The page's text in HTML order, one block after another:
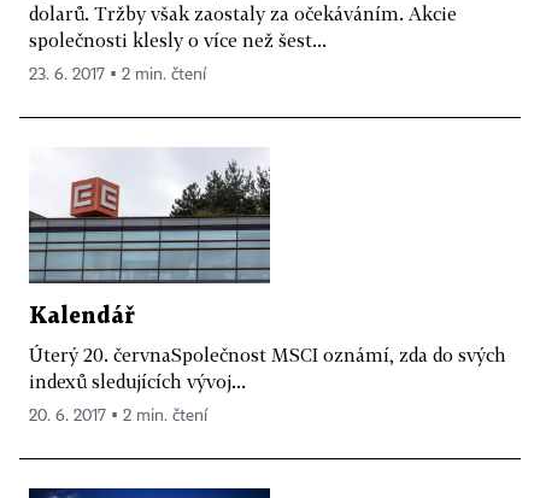
dolarů. Tržby však zaostaly za očekáváním. Akcie
společnosti klesly o více než šest...
23. 6. 2017 ▪ 2 min. čtení
Kalendář
Úterý 20. červnaSpolečnost MSCI oznámí, zda do svých
indexů sledujících vývoj...
20. 6. 2017 ▪ 2 min. čtení